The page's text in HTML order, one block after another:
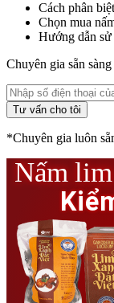
Cách phân
Chọn mua
Hướng dẫn sử
Chuyên gia sẵn
*Chuyên gia luôn